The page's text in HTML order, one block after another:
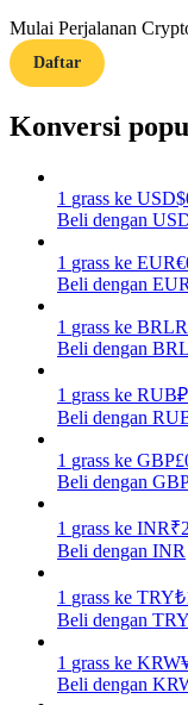
Menghasilkan
Babi Kekuatan
Mulai Perjalanan
Daftar
Konversi
1 grass ke USD$
Beli dengan
1 grass ke EUR€
Beli dengan EUR
1 grass ke BRL
Beli dengan BRL
1 grass ke RUB₽
Beli dengan
1 grass ke GBP£
Beli dengan
1 grass ke INR₹
Beli dengan INR
1 grass ke TRY₺
Beli dengan TRY
1 grass ke KRW
Beli dengan